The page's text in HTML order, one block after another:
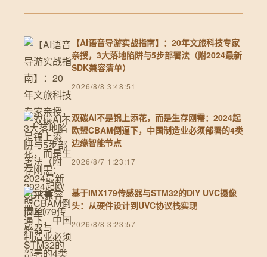
【AI语音导游实战指南】：20年文旅科技专家
亲授，3大落地陷阱与5步部署法（附2024最新
SDK兼容清单）
2026/8/8 3:48:51
双碳AI不是锦上添花，而是生存刚需：2024起
欧盟CBAM倒逼下，中国制造业必须部署的4类
边缘智能节点
2026/8/7 1:23:17
基于IMX179传感器与STM32的DIY UVC摄像
头：从硬件设计到UVC协议栈实现
2026/8/8 3:23:57